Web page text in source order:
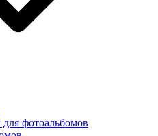
фотоальбомов